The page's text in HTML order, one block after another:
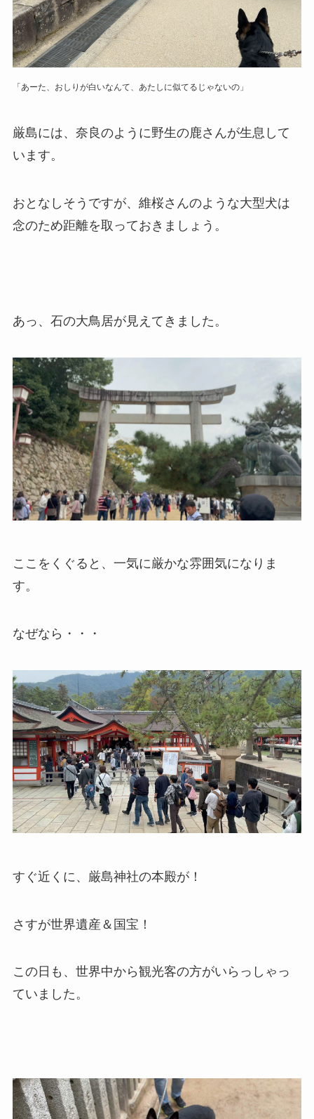
「あーた、おしりが白いなんて、あたしに似てるじゃないの」
厳島には、奈良のように野生の鹿さんが生息して
います。
おとなしそうですが、維桜さんのような大型犬は
念のため距離を取っておきましょう。
あっ、石の大鳥居が見えてきました。
ここをくぐると、一気に厳かな雰囲気になりま
す。
なぜなら・・・
すぐ近くに、厳島神社の本殿が！
さすが世界遺産＆国宝！
この日も、世界中から観光客の方がいらっしゃっ
ていました。